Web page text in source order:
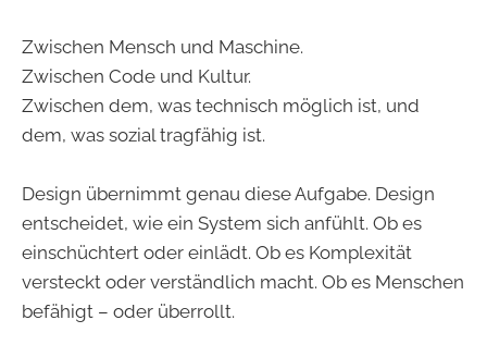
Zwischen Mensch und Maschine.
Zwischen Code und Kultur.
Zwischen dem, was technisch möglich ist, und
dem, was sozial tragfähig ist.
Design übernimmt genau diese Aufgabe. Design
entscheidet, wie ein System sich anfühlt. Ob es
einschüchtert oder einlädt. Ob es Komplexität
versteckt oder verständlich macht. Ob es Menschen
befähigt – oder überrollt.